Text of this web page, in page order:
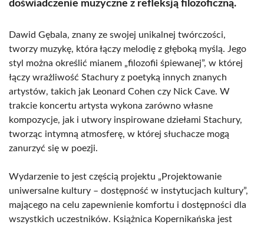
doświadczenie muzyczne z refleksją filozoficzną.
Dawid Gębala, znany ze swojej unikalnej twórczości,
tworzy muzykę, która łączy melodię z głęboką myślą. Jego
styl można określić mianem „filozofii śpiewanej”, w której
łączy wrażliwość Stachury z poetyką innych znanych
artystów, takich jak Leonard Cohen czy Nick Cave. W
trakcie koncertu artysta wykona zarówno własne
kompozycje, jak i utwory inspirowane dziełami Stachury,
tworząc intymną atmosferę, w której słuchacze mogą
zanurzyć się w poezji.
Wydarzenie to jest częścią projektu „Projektowanie
uniwersalne kultury – dostępność w instytucjach kultury”,
mającego na celu zapewnienie komfortu i dostępności dla
wszystkich uczestników. Książnica Kopernikańska jest